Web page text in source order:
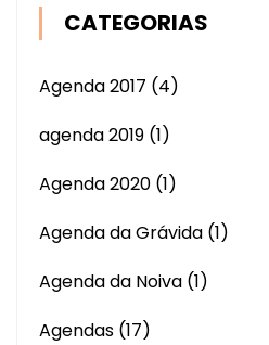
CATEGORIAS
Agenda 2017 (4)
agenda 2019 (1)
Agenda 2020 (1)
Agenda da Grávida (1)
Agenda da Noiva (1)
Agendas (17)